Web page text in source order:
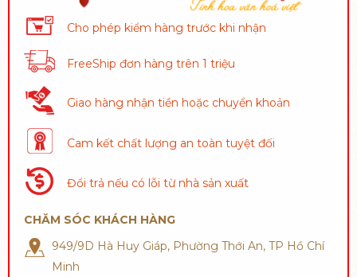
Cho phép kiểm hàng trước khi nhận
FreeShip đơn hàng trên 1 triệu
Giao hàng nhận tiền hoặc chuyển khoản
Cam kết chất lượng an toàn tuyệt đối
Đổi trả nếu có lỗi từ nhà sản xuất
CHĂM SÓC KHÁCH HÀNG
949/9D Hà Huy Giáp, Phường Thới An, TP Hồ Chí
Minh